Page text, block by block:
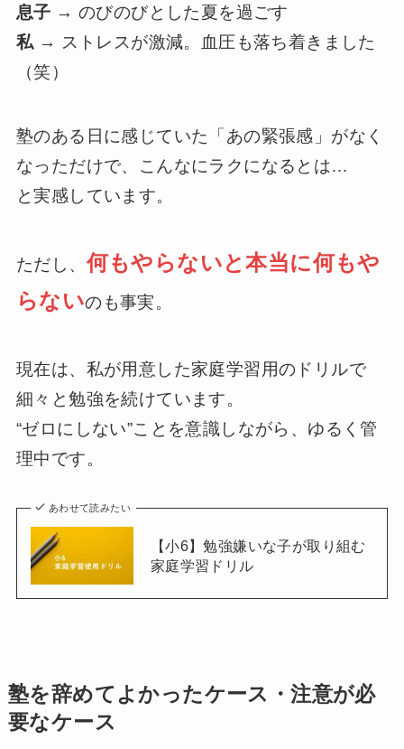
息子 → のびのびとした夏を過ごす
私 → ストレスが激減。血圧も落ち着きました
（笑）
塾のある日に感じていた「あの緊張感」がなく
なっただけで、こんなにラクになるとは…
と実感しています。
ただし、何もやらないと本当に何もや
らないのも事実。
現在は、私が用意した家庭学習用のドリルで
細々と勉強を続けています。
“ゼロにしない”ことを意識しながら、ゆるく管
理中です。
あわせて読みたい
【小6】勉強嫌いな子が取り組む
家庭学習ドリル
塾を辞めてよかったケース・注意が必
要なケース